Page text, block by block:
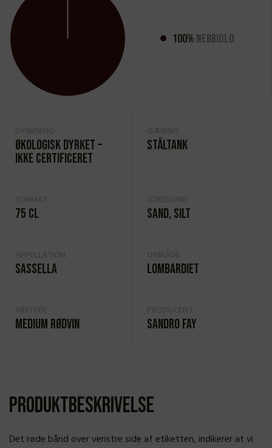
100% Nebbiolo
Økologisk dyrket –
ikke certificeret
Ståltank
75 cl Sand, silt
Sassella Lombardiet
Medium rødvin Sandro Fay
Produktbeskrivelse
Det røde bånd over venstre side af etiketten, indikerer at vi